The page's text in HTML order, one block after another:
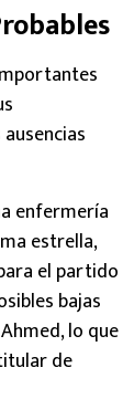
enfermería
estrella,
el partido
bajas
lo que
de